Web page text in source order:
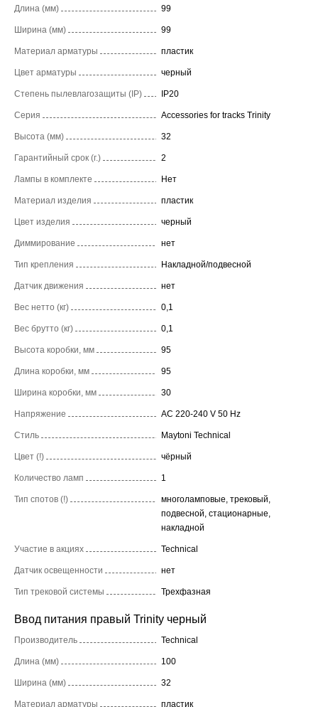
Длина (мм) 99
Ширина (мм) 99
Материал арматуры пластик
Цвет арматуры черный
Степень пылевлагозащиты (IP) IP20
Серия Accessories for tracks Trinity
Высота (мм) 32
Гарантийный срок (г.) 2
Лампы в комплекте Нет
Материал изделия пластик
Цвет изделия черный
Диммирование нет
Тип крепления Накладной/подвесной
Датчик движения нет
Вес нетто (кг) 0,1
Вес брутто (кг) 0,1
Высота коробки, мм 95
Длина коробки, мм 95
Ширина коробки, мм 30
Напряжение AC 220-240 V 50 Hz
Стиль Maytoni Technical
Цвет (!) чёрный
Количество ламп 1
Тип спотов (!)
многоламповые, трековый,
подвесной, стационарные,
накладной
Участие в акциях Technical
Датчик освещенности нет
Тип трековой системы Трехфазная
Ввод питания правый Trinity черный
Производитель Technical
Длина (мм) 100
Ширина (мм) 32
Материал арматуры пластик